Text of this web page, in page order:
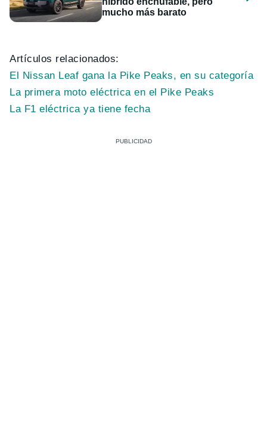
mucho más barato
Artículos relacionados:
El Nissan Leaf gana la Pike Peaks, en su categoría
La primera moto eléctrica en el Pike Peaks
La F1 eléctrica ya tiene fecha